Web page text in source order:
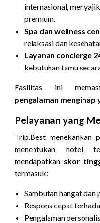
internasional,
premium.
Spa dan wellness
relaksasi dan
Layanan concierge
kebutuhan tamu
Fasilitas ini
pengalaman menginap
Pelayanan yang
Trip.Best menekankan
menentukan hotel
mendapatkan skor
termasuk:
Sambutan hangat dan
Respons cepat
Pengalaman